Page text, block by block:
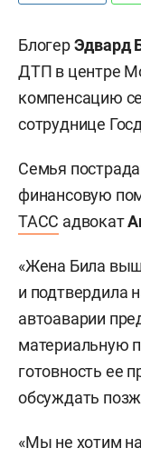
БлогерЭдвард
ДТП в центре
компенсацию
сотруднице
Семья
финансовую
ТАСС адвокат
«Жена Била
и подтвердила
автоаварии
материальную
готовность ее
обсуждать
«Мы не хотим